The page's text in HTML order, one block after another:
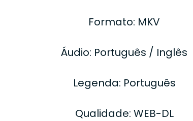
Formato: MKV
Áudio: Português / Inglês
Legenda: Português
Qualidade: WEB-DL